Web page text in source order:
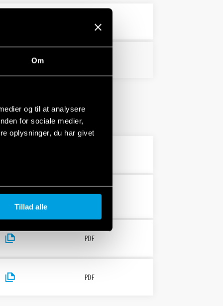
Om
og til at analysere
for sociale medier,
oplysninger, du har givet
Tillad alle
PDF
PDF
PDF
PDF